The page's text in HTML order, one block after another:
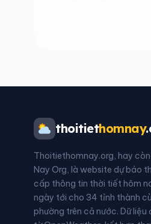
Xã Đắk Mil
Xã Đam Rông 1
Xã Di Linh
Xã Đồng Kho
thoitiethomnay
Thoitiethomnay.org, hay
Nay Org, là website dự báo
cấp thông tin thời tiết hôm
ngày tới cho 34 tỉnh thành
phường trên cả nước. Dữ